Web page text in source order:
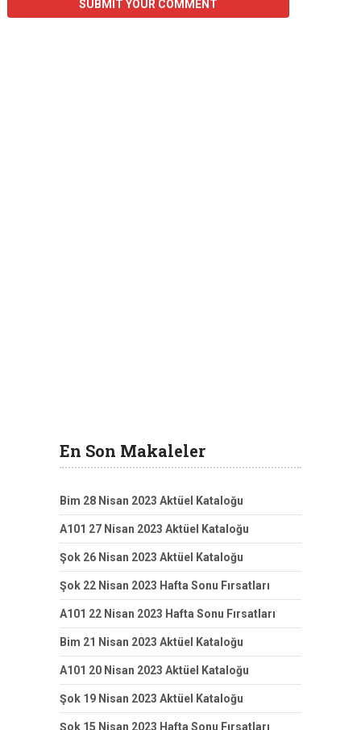
En Son Makaleler
Bim 28 Nisan 2023 Aktüel Kataloğu
A101 27 Nisan 2023 Aktüel Kataloğu
Şok 26 Nisan 2023 Aktüel Kataloğu
Şok 22 Nisan 2023 Hafta Sonu Fırsatları
A101 22 Nisan 2023 Hafta Sonu Fırsatları
Bim 21 Nisan 2023 Aktüel Kataloğu
A101 20 Nisan 2023 Aktüel Kataloğu
Şok 19 Nisan 2023 Aktüel Kataloğu
Şok 15 Nisan 2023 Hafta Sonu Fırsatları